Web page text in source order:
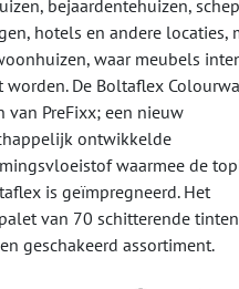
bejaardentehuizen,
hotels en andere locaties,
waar meubels
worden. De Boltaflex
van PreFixx; een nieuw
ontwikkelde
waarmee de
is geïmpregneerd. Het
van 70 schitterende
geschakeerd assortiment.